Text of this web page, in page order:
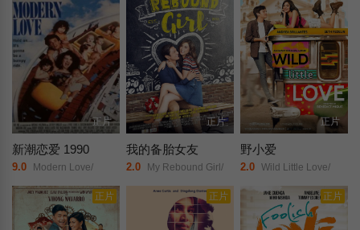
正片
新潮恋爱 1990
9.0 Modern Love/
正片
我的备胎女友
2.0 My Rebound Girl/
正片
野小爱
2.0 Wild Little Love/
正片 正片 正片